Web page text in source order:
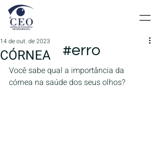
CÓRNEA
14 de out. de 2023
Você sabe qual a importância da
córnea na saúde dos seus olhos?
#erro